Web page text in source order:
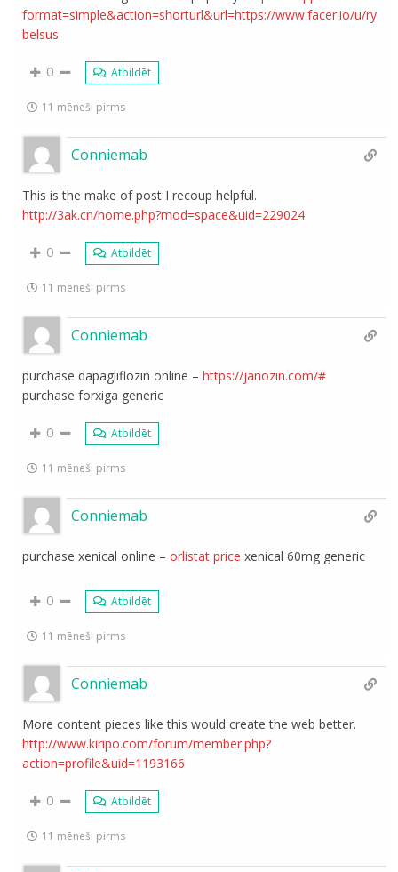
format=simple&action=shorturl&url=https://www.facer.io/u/ry
belsus
0 Atbildēt
11 mēneši pirms
Conniemab
This is the make of post I recoup helpful.
http://3ak.cn/home.php?mod=space&uid=229024
0 Atbildēt
11 mēneši pirms
Conniemab
purchase dapagliflozin online –https://janozin.com/#
purchase forxiga generic
0 Atbildēt
11 mēneši pirms
Conniemab
purchase xenical online –orlistat price xenical 60mg generic
0 Atbildēt
11 mēneši pirms
Conniemab
More content pieces like this would create the web better.
http://www.kiripo.com/forum/member.php?
action=profile&uid=1193166
0 Atbildēt
11 mēneši pirms